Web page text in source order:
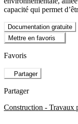
capacité qui permet
Documentation gratuite
Mettre en favoris
Favoris
Partager
Partager
Construction - Travaux